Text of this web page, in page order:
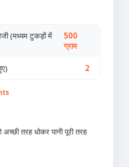
(मध्यम टुकड़ों में
500
ग्राम
2
तरह धोकर पानी पूरी तरह